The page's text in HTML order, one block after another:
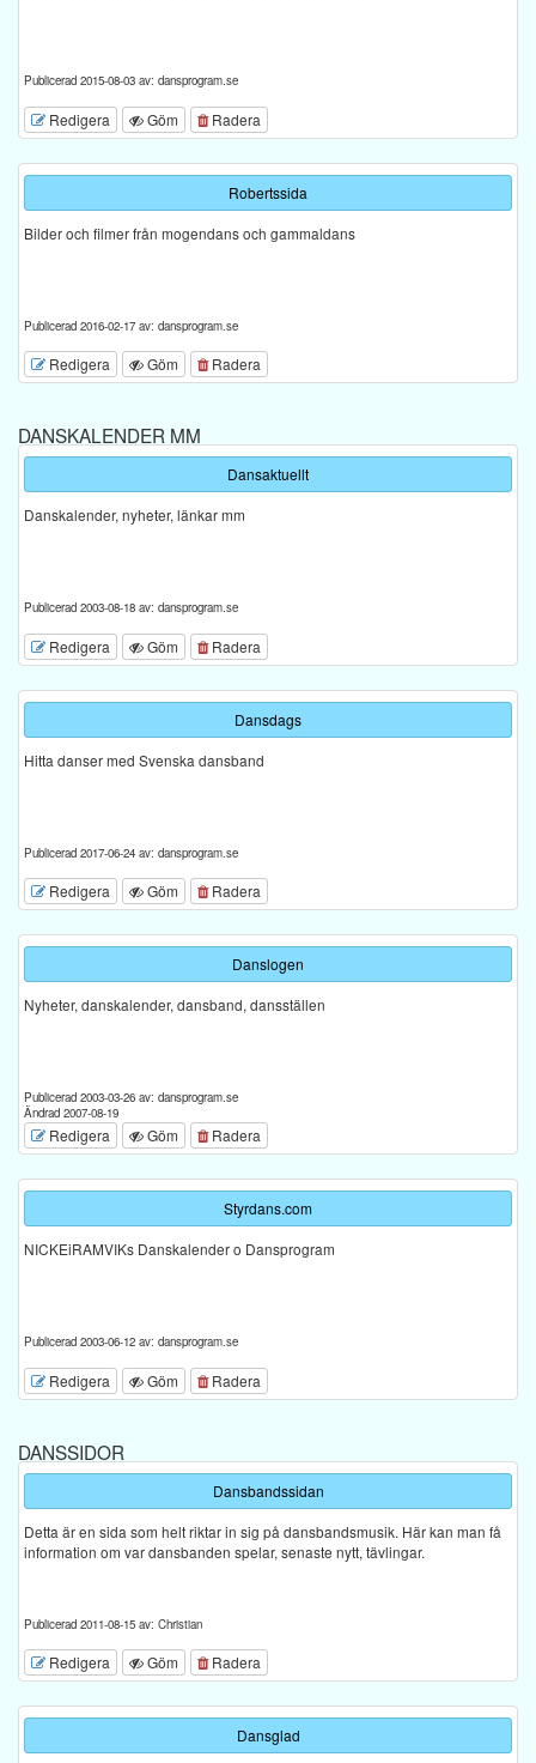
Publicerad 2015-08-03 av: dansprogram.se
Redigera Göm Radera
Robertssida
Bilder och filmer från mogendans och gammaldans
Publicerad 2016-02-17 av: dansprogram.se
Redigera Göm Radera
DANSKALENDER MM
Dansaktuellt
Danskalender, nyheter, länkar mm
Publicerad 2003-08-18 av: dansprogram.se
Redigera Göm Radera
Dansdags
Hitta danser med Svenska dansband
Publicerad 2017-06-24 av: dansprogram.se
Redigera Göm Radera
Danslogen
Nyheter, danskalender, dansband, dansställen
Publicerad 2003-03-26 av: dansprogram.se
Ändrad 2007-08-19
Redigera Göm Radera
Styrdans.com
NICKEiRAMVIKs Danskalender o Dansprogram
Publicerad 2003-06-12 av: dansprogram.se
Redigera Göm Radera
DANSSIDOR
Dansbandssidan
Detta är en sida som helt riktar in sig på dansbandsmusik. Här kan man få
information om var dansbanden spelar, senaste nytt, tävlingar.
Publicerad 2011-08-15 av: Christian
Redigera Göm Radera
Dansglad